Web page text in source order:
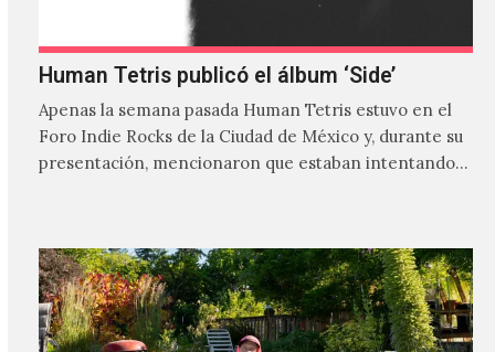
Human Tetris publicó el álbum ‘Side’
Apenas la semana pasada Human Tetris estuvo en el
Foro Indie Rocks de la Ciudad de México y, durante su
presentación, mencionaron que estaban intentando…